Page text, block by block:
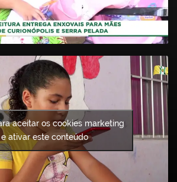
aceitar os cookies marketing
e ativar este conteúdo